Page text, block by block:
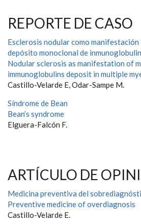
REPORTE DE CASO
Esclerosis nodular como
depósito monoclonal de
Nodular sclerosis as manifestation of
immunoglobulins deposit in multiple
Castillo-Velarde E, Odar-Sampe M.
Síndrome de Bean
Bean’s syndrome
Elguera-Falcón F.
ARTÍCULO DE
Medicina preventiva del
Preventive medicine of overdiagnosis
Castillo-Velarde E.